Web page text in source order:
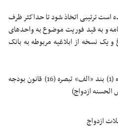
است ترتیبی اتخاذ شود تا حداکثر ظرف
و به قید فوریت موضوع به واحدهای
یک نسخه از ابلاغیه مربوطه به بانک
"آئین نامه (دستورالعمل) اجرایی جزء (1) بند «الف» تبصره (16) قانون بودجه
ازدواج